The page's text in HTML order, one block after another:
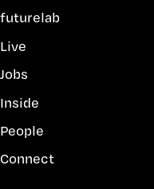
futurelab
Live
Jobs
Inside
People
Connect